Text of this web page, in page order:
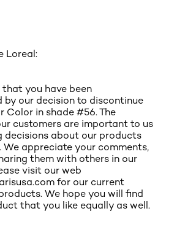
Loreal:
you have been
by our decision to discontinue
Color in shade #56. The
customers are important to us
decisions about our products
We appreciate your comments,
them with others in our
visit our web
for our current
We hope you will find
that you like equally as well.